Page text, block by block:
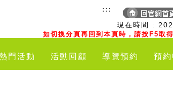
現在時間 :
如切換分頁再回到本頁時，請按F5取
:::
門活動 活動回顧 導覽預約 預